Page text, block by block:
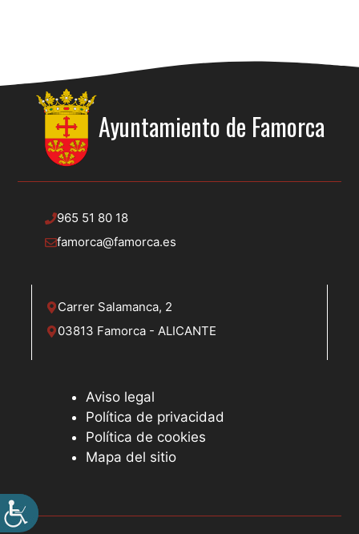
Ayuntamiento de Famorca
965 51 80 18
famorca@famorca.es
Carrer Salamanca, 2
03813 Famorca - ALICANTE
Aviso legal
Política de privacidad
Política de cookies
Mapa del sitio